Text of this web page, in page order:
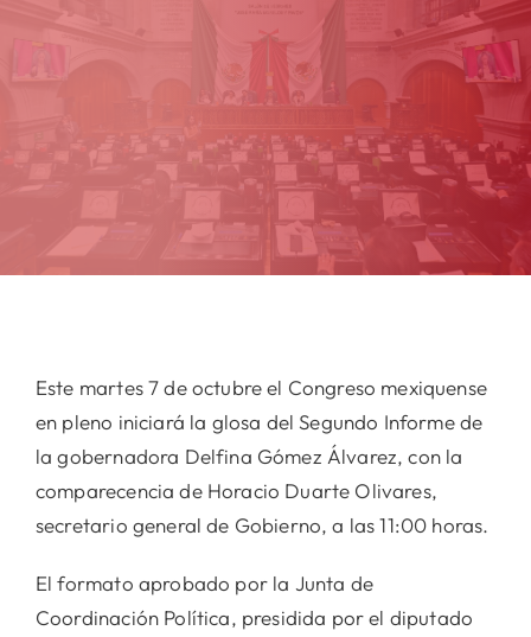
Este martes 7 de octubre el Congreso mexiquense
en pleno iniciará la glosa del Segundo Informe de
la gobernadora Delfina Gómez Álvarez, con la
comparecencia de Horacio Duarte Olivares,
secretario general de Gobierno, a las 11:00 horas.
El formato aprobado por la Junta de
Coordinación Política, presidida por el diputado